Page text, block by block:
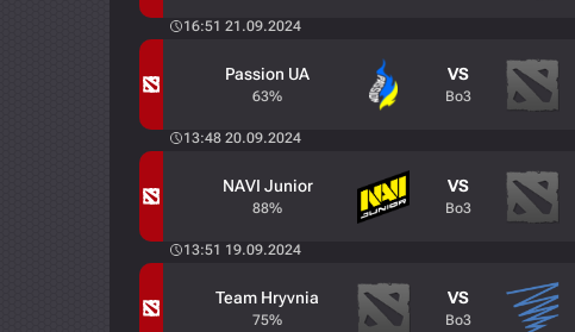
16:51 21.09.2024
Passion UA
63%
VS
Bo3
13:48 20.09.2024
NAVI Junior
88%
VS
Bo3
13:51 19.09.2024
Team Hryvnia
75%
VS
Bo3